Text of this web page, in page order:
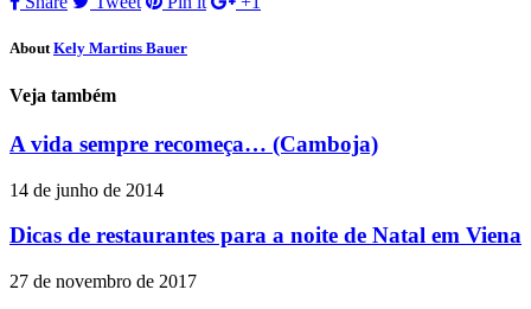
About Kely Martins Bauer
Veja também
A vida sempre recomeça… (Camboja)
14 de junho de 2014
Dicas de restaurantes para a noite de Natal em Viena
27 de novembro de 2017